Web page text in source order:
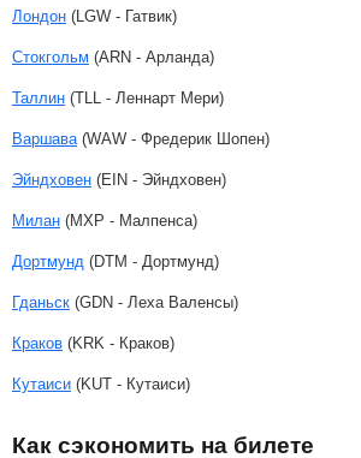
Лондон (LGW - Гатвик)
Стокгольм (ARN - Арланда)
Таллин (TLL - Леннарт Мери)
Варшава (WAW - Фредерик Шопен)
Эйндховен (EIN - Эйндховен)
Милан (MXP - Малпенса)
Дортмунд (DTM - Дортмунд)
Гданьск (GDN - Леха Валенсы)
Краков (KRK - Краков)
Кутаиси (KUT - Кутаиси)
Как сэкономить на билете